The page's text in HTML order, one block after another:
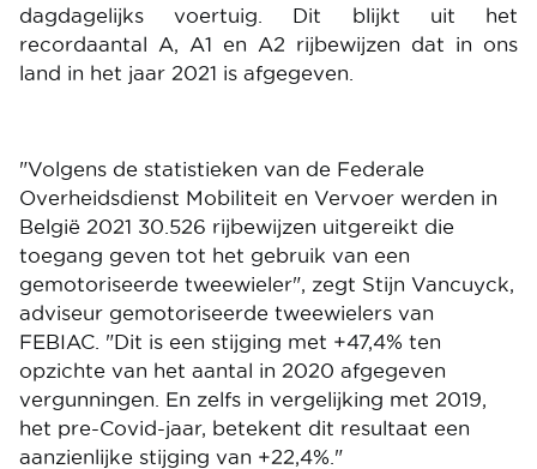
dagdagelijks voertuig. Dit blijkt uit het
recordaantal A, A1 en A2 rijbewijzen dat in ons
land in het jaar 2021 is afgegeven.
"Volgens de statistieken van de Federale
Overheidsdienst Mobiliteit en Vervoer werden in
België 2021 30.526 rijbewijzen uitgereikt die
toegang geven tot het gebruik van een
gemotoriseerde tweewieler", zegt Stijn Vancuyck,
adviseur gemotoriseerde tweewielers van
FEBIAC. "Dit is een stijging met +47,4% ten
opzichte van het aantal in 2020 afgegeven
vergunningen. En zelfs in vergelijking met 2019,
het pre-Covid-jaar, betekent dit resultaat een
aanzienlijke stijging van +22,4%."